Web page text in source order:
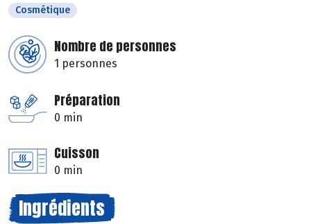
Cosmétique
Nombre de personnes
1 personnes
Préparation
0 min
Cuisson
0 min
Ingrédients